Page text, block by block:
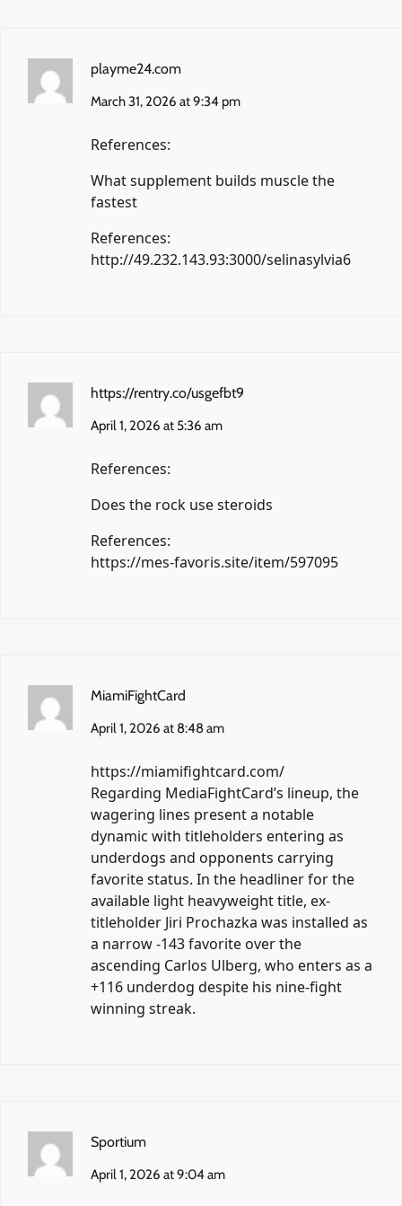
playme24.com
March 31, 2026 at 9:34 pm
References:
What supplement builds muscle the
fastest
References:
http://49.232.143.93:3000/selinasylvia6
https://rentry.co/usgefbt9
April 1, 2026 at 5:36 am
References:
Does the rock use steroids
References:
https://mes-favoris.site/item/597095
MiamiFightCard
April 1, 2026 at 8:48 am
https://miamifightcard.com/
Regarding MediaFightCard’s lineup, the
wagering lines present a notable
dynamic with titleholders entering as
underdogs and opponents carrying
favorite status. In the headliner for the
available light heavyweight title, ex-
titleholder Jiri Prochazka was installed as
a narrow -143 favorite over the
ascending Carlos Ulberg, who enters as a
+116 underdog despite his nine-fight
winning streak.
Sportium
April 1, 2026 at 9:04 am